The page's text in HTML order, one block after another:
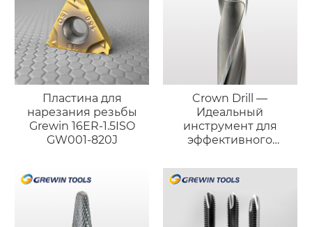
Пластина для
нарезания резьбы
Grewin 16ER-1.5ISO
GW001-820J
Crown Drill —
Идеальный
инструмент для
эффективного